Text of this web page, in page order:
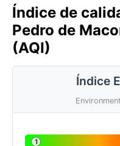
Índice de
Pedro de
(AQI)
Índice
1